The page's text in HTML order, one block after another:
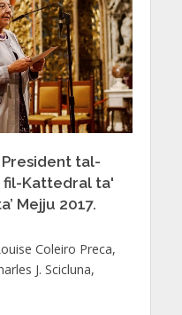
President tal-
fil-Kattedral ta'
Mejju 2017.
Coleiro Preca,
J. Scicluna,